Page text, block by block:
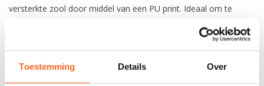
Toestemming Details Over
versterkte zool door middel van een PU print. Ideaal om te
REVIEWS